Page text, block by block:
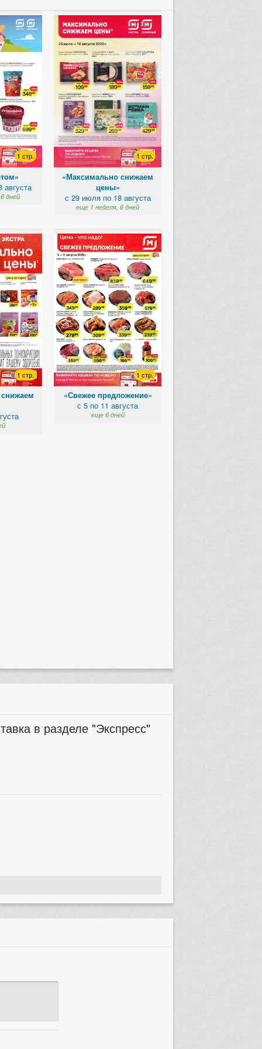
«Свежее предложение»
с 5 по 11 августа
1 стр.
дней
1 стр.
«Максимально снижаем
цены»
с 29 июля по 18 августа
еще 1 неделя, 6 дней
1 стр. 1 стр.
«Свежее предложение»
с 5 по 11 августа
еще 6 дней
в разделе "Экспресс"